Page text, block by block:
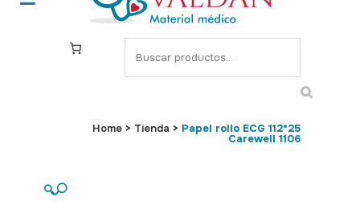
S
e
c
Home > Tienda > Papel rollo ECG 112*25
Carewell 1106
🔍